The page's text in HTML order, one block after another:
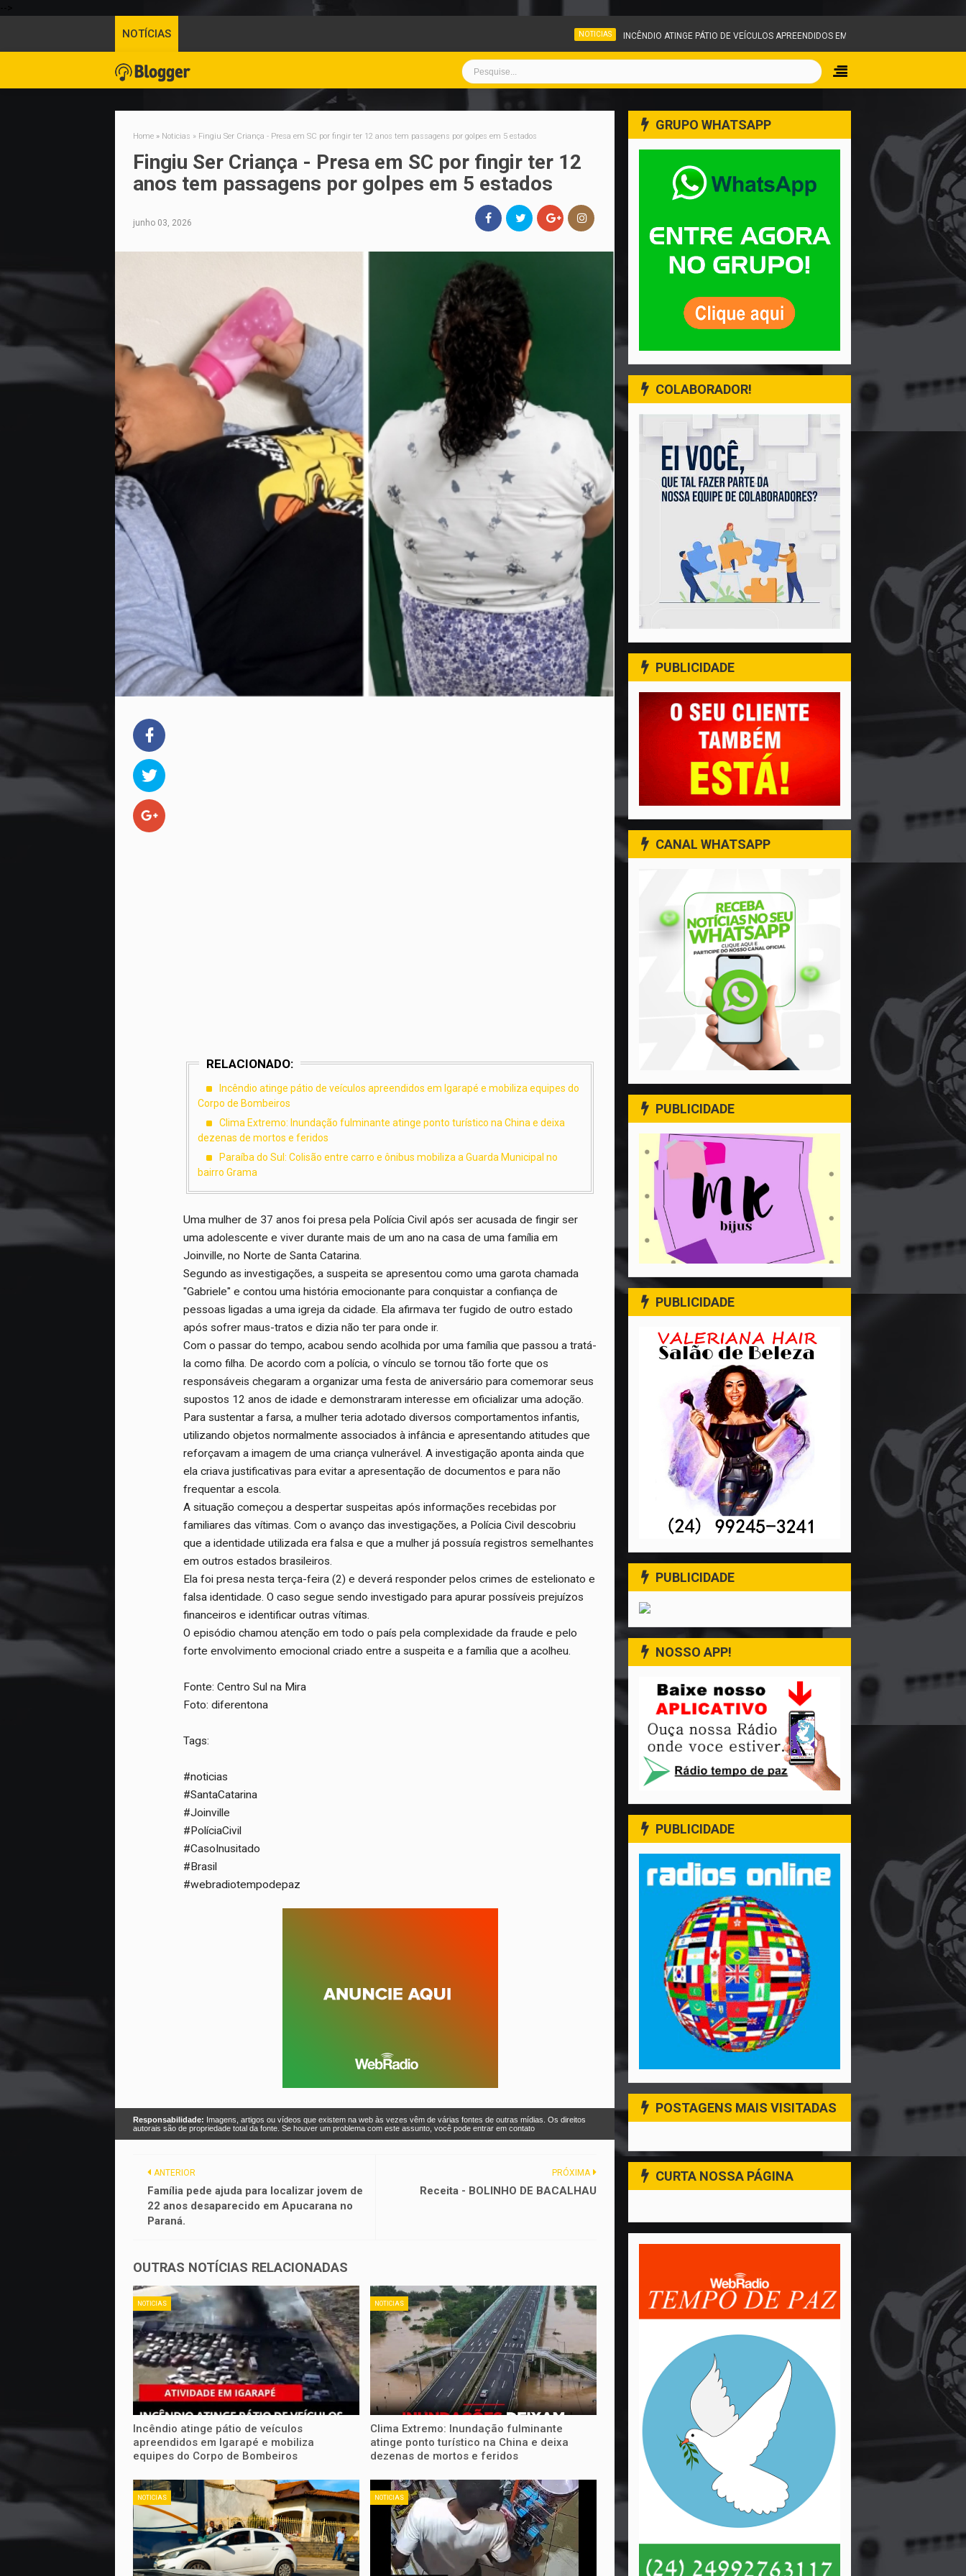
NOTÍCIAS INCÊNDIO ATINGE PÁTIO DE VEÍCULOS APREENDIDOS EM IGARAPÉ E MOBILIZA EQUIPES DO CORPO DE
Home » Noticias » Fingiu Ser Criança - Presa em SC por fingir ter 12 anos tem passagens por golpes em 5 estados
Fingiu Ser Criança - Presa em SC por fingir ter 12
anos tem passagens por golpes em 5 estados
junho 03, 2026
RELACIONADO:
Incêndio atinge pátio de veículos apreendidos em Igarapé e mobiliza equipes do
Corpo de Bombeiros
Clima Extremo: Inundação fulminante atinge ponto turístico na China e deixa
dezenas de mortos e feridos
Paraíba do Sul: Colisão entre carro e ônibus mobiliza a Guarda Municipal no
bairro Grama
Uma mulher de 37 anos foi presa pela Polícia Civil após ser acusada de fingir ser
uma adolescente e viver durante mais de um ano na casa de uma família em
Joinville, no Norte de Santa Catarina.
Segundo as investigações, a suspeita se apresentou como uma garota chamada
"Gabriele" e contou uma história emocionante para conquistar a confiança de
pessoas ligadas a uma igreja da cidade. Ela afirmava ter fugido de outro estado
após sofrer maus-tratos e dizia não ter para onde ir.
Com o passar do tempo, acabou sendo acolhida por uma família que passou a tratá-
la como filha. De acordo com a polícia, o vínculo se tornou tão forte que os
responsáveis chegaram a organizar uma festa de aniversário para comemorar seus
supostos 12 anos de idade e demonstraram interesse em oficializar uma adoção.
Para sustentar a farsa, a mulher teria adotado diversos comportamentos infantis,
utilizando objetos normalmente associados à infância e apresentando atitudes que
reforçavam a imagem de uma criança vulnerável. A investigação aponta ainda que
ela criava justificativas para evitar a apresentação de documentos e para não
frequentar a escola.
A situação começou a despertar suspeitas após informações recebidas por
familiares das vítimas. Com o avanço das investigações, a Polícia Civil descobriu
que a identidade utilizada era falsa e que a mulher já possuía registros semelhantes
em outros estados brasileiros.
Ela foi presa nesta terça-feira (2) e deverá responder pelos crimes de estelionato e
falsa identidade. O caso segue sendo investigado para apurar possíveis prejuízos
financeiros e identificar outras vítimas.
O episódio chamou atenção em todo o país pela complexidade da fraude e pelo
forte envolvimento emocional criado entre a suspeita e a família que a acolheu.
Fonte: Centro Sul na Mira
Foto: diferentona
Tags:
#noticias
#SantaCatarina
#Joinville
#PolíciaCivil
#CasoInusitado
#Brasil
#webradiotempodepaz
Responsabilidade: Imagens, artigos ou vídeos que existem na web às vezes vêm de várias fontes de outras mídias. Os direitos
autorais são de propriedade total da fonte. Se houver um problema com este assunto, você pode entrar em contato
PRÓXIMA
Receita - BOLINHO DE BACALHAU
ANTERIOR
Família pede ajuda para localizar jovem de
22 anos desaparecido em Apucarana no
Paraná.
OUTRAS NOTÍCIAS RELACIONADAS
NOTICIAS
Incêndio atinge pátio de veículos
apreendidos em Igarapé e mobiliza
equipes do Corpo de Bombeiros
NOTICIAS
Clima Extremo: Inundação fulminante
atinge ponto turístico na China e deixa
dezenas de mortos e feridos
NOTICIAS NOTICIAS
GRUPO WHATSAPP
COLABORADOR!
PUBLICIDADE
CANAL WHATSAPP
PUBLICIDADE
PUBLICIDADE
PUBLICIDADE
NOSSO APP!
PUBLICIDADE
POSTAGENS MAIS VISITADAS
CURTA NOSSA PÁGINA